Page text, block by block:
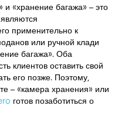
«хранение багажа» – это
применительно к
или ручной клади
багажа». Оба
клиентов оставить свой
его позже. Поэтому,
– «камера хранения» или
готов позаботиться о